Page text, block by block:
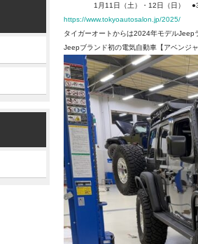
1月11日（土）・12日（日）
https://www.tokyoautosalon.jp/2025/
タイガーオートからは2024年モデルJeep
Jeepブランド初の電気自動車【アベンジ